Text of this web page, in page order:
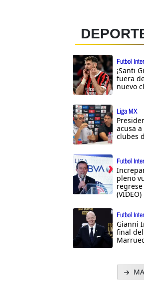
Futbol
¡Santi
fuera
nuevo
Liga MX
acusa
clubes
Futbol
pleno
regrese
(VIDEO)
Futbol
Gianni
final